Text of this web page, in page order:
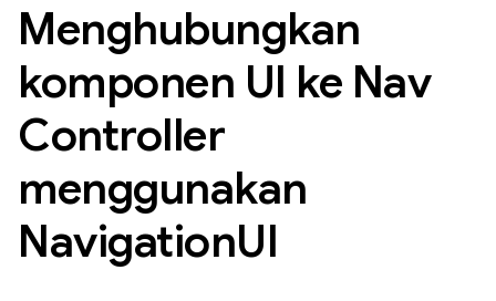
Menghubungkan
komponen UI ke Nav
Controller
menggunakan
NavigationUI